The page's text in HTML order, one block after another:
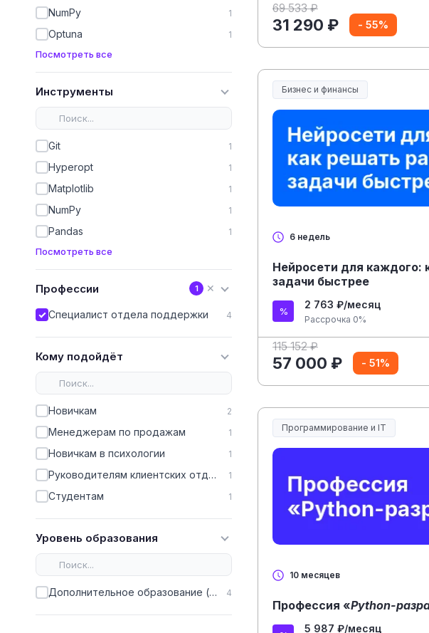
NumPy 1
Optuna 1
Посмотреть все
Инструменты
Git 1
Hyperopt 1
Matplotlib 1
NumPy 1
Pandas 1
Посмотреть все
Профессии 1 ✕
Специалист отдела поддержки 4
Кому подойдёт
Новичкам 2
Менеджерам по продажам 1
Новичкам в психологии 1
Руководителям клиентских отделов 1
Студентам 1
Уровень образования
Дополнительное образование (ДПО) 4
69 533 ₽
31 290 ₽ - 55%
Бизнес и финансы
6 недель
Нейросети для каждого:
задачи быстрее
2 763 ₽/месяц
Рассрочка 0%
115 152 ₽
57 000 ₽ - 51%
Программирование и IT
10 месяцев
Профессия «Python-
5 987 ₽/месяц